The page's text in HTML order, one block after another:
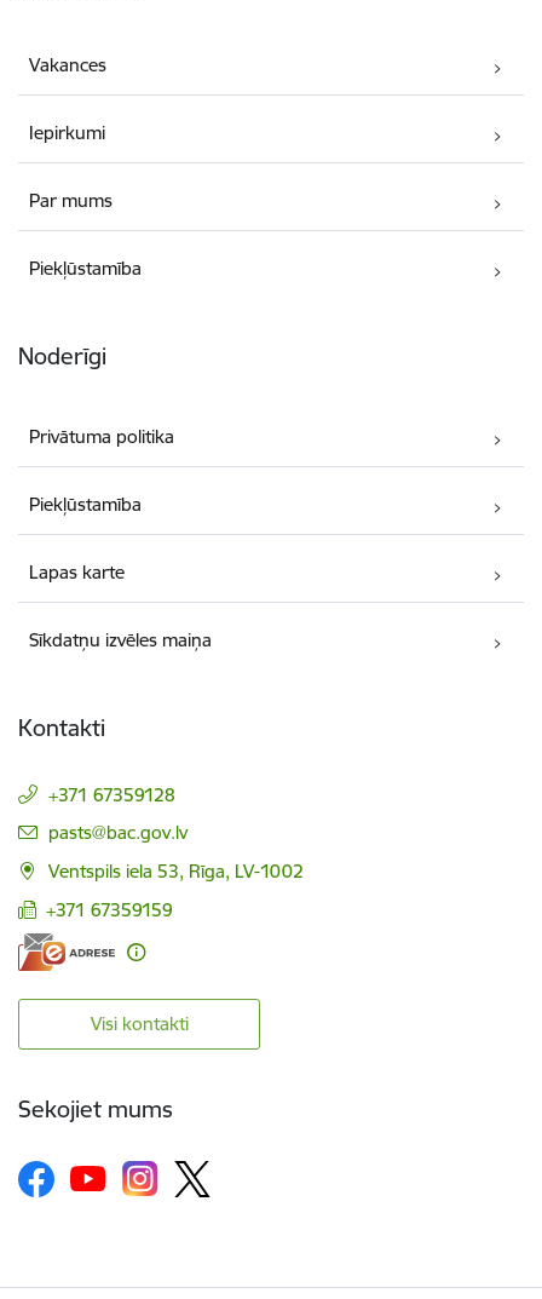
Vakances
Iepirkumi
Par mums
Piekļūstamība
Noderīgi
Privātuma politika
Piekļūstamība
Lapas karte
Sīkdatņu izvēles maiņa
Kontakti
+371 67359128
E-pasts:
pasts@bac.gov.lv
Ventspils iela 53, Rīga, LV-1002
+371 67359159
Visi kontakti
Sekojiet mums